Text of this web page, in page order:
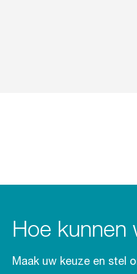
Hoe kunnen
Maak uw keuze en stel